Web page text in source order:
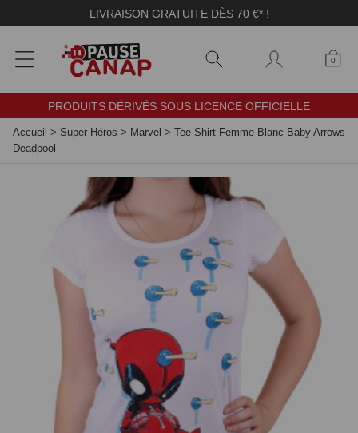
LIVRAISON GRATUITE DÈS 70 €* !
0
PRODUITS DÉRIVÉS SOUS LICENCE OFFICIELLE
Accueil > Super-Héros > Marvel > Tee-Shirt Femme Blanc Baby Arrows
Deadpool
Panneau de gestion des cookies